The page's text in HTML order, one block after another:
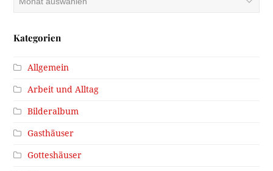
Kategorien
Allgemein
Arbeit und Alltag
Bilderalbum
Gasthäuser
Gotteshäuser